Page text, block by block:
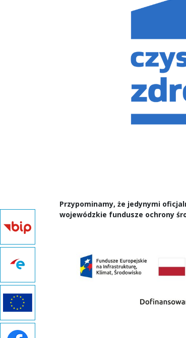
Przypominamy, że jedynymi
wojewódzkie fundusze ochrony